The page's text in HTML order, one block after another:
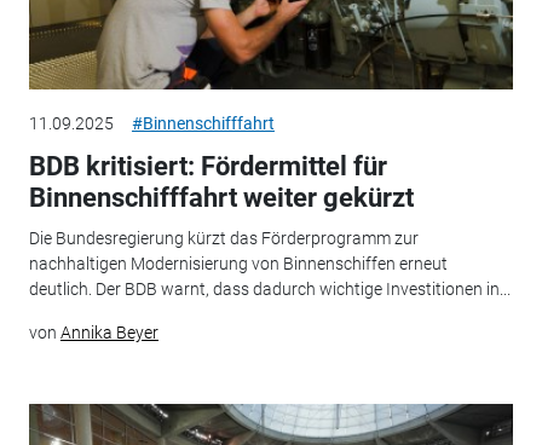
11.09.2025 #Binnenschifffahrt
BDB kritisiert: Fördermittel für
Binnenschifffahrt weiter gekürzt
Die Bundesregierung kürzt das Förderprogramm zur
nachhaltigen Modernisierung von Binnenschiffen erneut
deutlich. Der BDB warnt, dass dadurch wichtige Investitionen in...
von Annika Beyer